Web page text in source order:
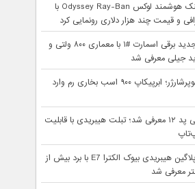
کاویار از عینک هوشمند لوکس Odyssey Ray-Ban با
و قیمت چند هزار دلاری رونمایی کرد
شاسی‌بلند جدید برقی اسمارت #۱ با معماری ۸۰۰ ولتی و
جیلی معرفی شد
رامبل بی سوپرشارژر؛ ابرپیکاپ ۹۰۰ اسب بخاری رم وارد
اچ پی اومنی پد ۱۲ معرفی شد؛ تبلت هیبریدی با قابلیت
شاسی‌بلند پلاگین هیبریدی بیوک الکترا E7 با برد بیش از